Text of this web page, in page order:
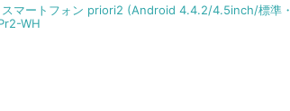
マートフォン priori2 (Android 4.4.2/4.5inch/標準・
WH